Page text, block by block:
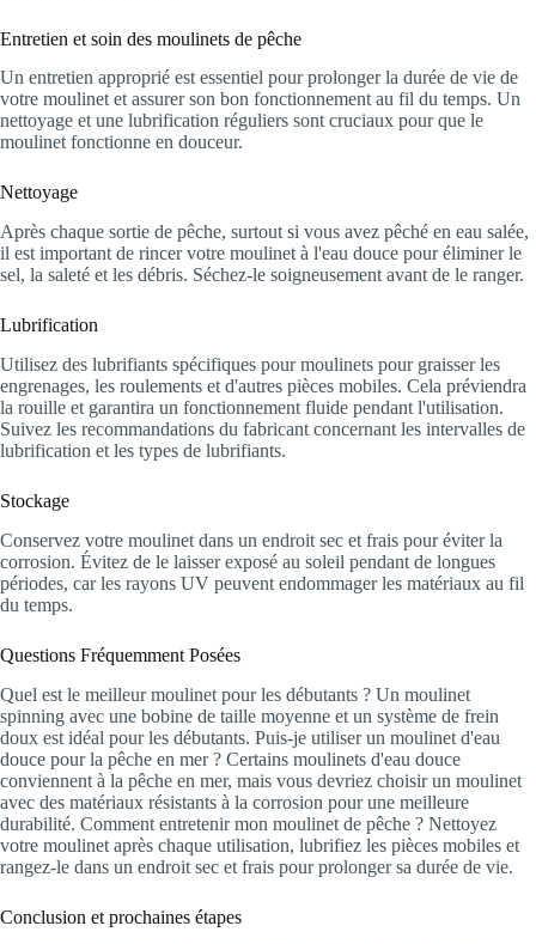
Entretien et soin des moulinets de pêche
Un entretien approprié est essentiel pour prolonger la durée de vie de
votre moulinet et assurer son bon fonctionnement au fil du temps. Un
nettoyage et une lubrification réguliers sont cruciaux pour que le
moulinet fonctionne en douceur.
Nettoyage
Après chaque sortie de pêche, surtout si vous avez pêché en eau salée,
il est important de rincer votre moulinet à l'eau douce pour éliminer le
sel, la saleté et les débris. Séchez-le soigneusement avant de le ranger.
Lubrification
Utilisez des lubrifiants spécifiques pour moulinets pour graisser les
engrenages, les roulements et d'autres pièces mobiles. Cela préviendra
la rouille et garantira un fonctionnement fluide pendant l'utilisation.
Suivez les recommandations du fabricant concernant les intervalles de
lubrification et les types de lubrifiants.
Stockage
Conservez votre moulinet dans un endroit sec et frais pour éviter la
corrosion. Évitez de le laisser exposé au soleil pendant de longues
périodes, car les rayons UV peuvent endommager les matériaux au fil
du temps.
Questions Fréquemment Posées
Quel est le meilleur moulinet pour les débutants ? Un moulinet
spinning avec une bobine de taille moyenne et un système de frein
doux est idéal pour les débutants. Puis-je utiliser un moulinet d'eau
douce pour la pêche en mer ? Certains moulinets d'eau douce
conviennent à la pêche en mer, mais vous devriez choisir un moulinet
avec des matériaux résistants à la corrosion pour une meilleure
durabilité. Comment entretenir mon moulinet de pêche ? Nettoyez
votre moulinet après chaque utilisation, lubrifiez les pièces mobiles et
rangez-le dans un endroit sec et frais pour prolonger sa durée de vie.
Conclusion et prochaines étapes